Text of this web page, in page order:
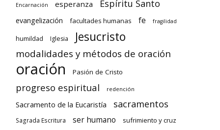
Encarnación esperanza Espíritu Santo
evangelización facultades humanas fe fragilidad
humildad Iglesia Jesucristo
modalidades y métodos de oración
oración Pasión de Cristo
progreso espiritual redención
Sacramento de la Eucaristía sacramentos
Sagrada Escritura ser humano sufrimiento y cruz